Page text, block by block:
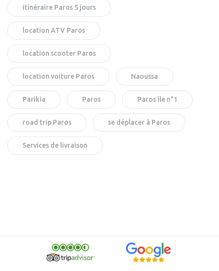
itinéraire Paros 5 jours
location ATV Paros
location scooter Paros
location voiture Paros Naoussa
Parikia Paros Paros île n°1
road trip Paros se déplacer à Paros
Services de livraison